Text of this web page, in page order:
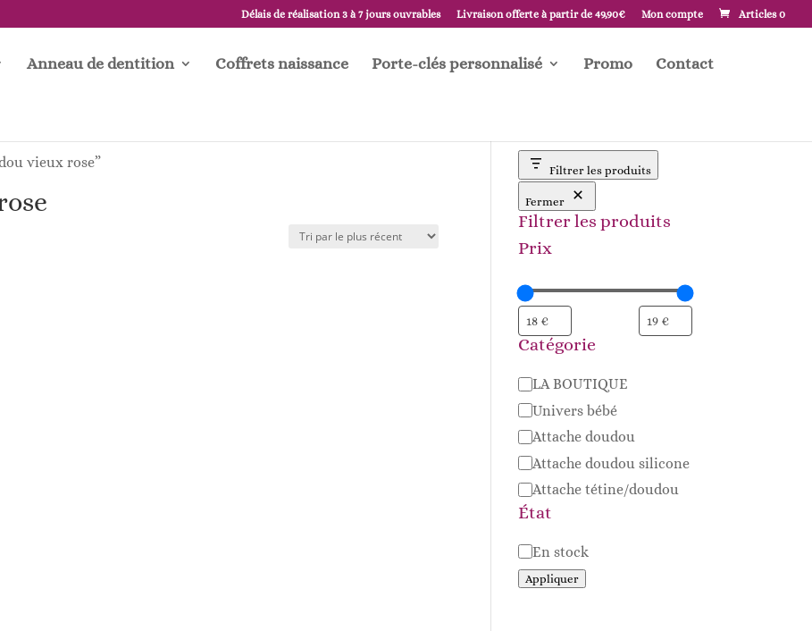
Délais de réalisation 3 à 7 jours ouvrables Livraison offerte à partir de 49,90€ Mon compte Articles 0
Anneau de dentition Coffrets naissance Porte-clés personnalisé Promo Contact
vieux rose” Filtrer les produits
Fermer
Filtrer les produits
Prix
Catégorie
Catégorie
LA BOUTIQUE
Univers bébé
Attache doudou
Attache doudou silicone
Attache tétine/doudou
État
Disponibilité
En stock
Appliquer